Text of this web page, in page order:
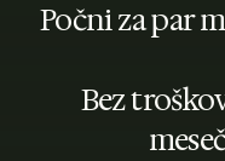
Počni za par
Bez